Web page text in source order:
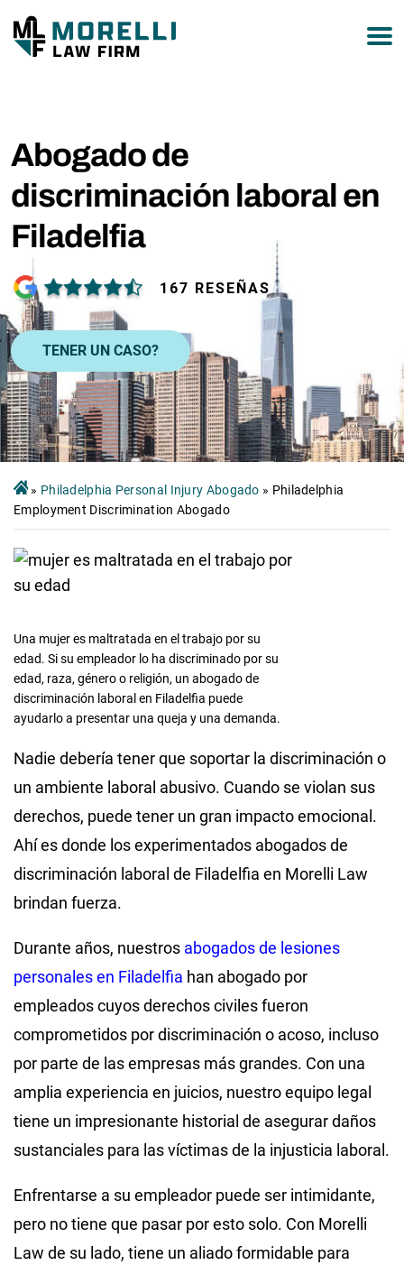
Abogado de
discriminación laboral en
Filadelfia
167 RESEÑAS
TENER UN CASO?
» Philadelphia Personal Injury Abogado » Philadelphia
Employment Discrimination Abogado
Una mujer es maltratada en el trabajo por su
edad. Si su empleador lo ha discriminado por su
edad, raza, género o religión, un abogado de
discriminación laboral en Filadelfia puede
ayudarlo a presentar una queja y una demanda.
Nadie debería tener que soportar la discriminación o
un ambiente laboral abusivo. Cuando se violan sus
derechos, puede tener un gran impacto emocional.
Ahí es donde los experimentados abogados de
discriminación laboral de Filadelfia en Morelli Law
brindan fuerza.
Durante años, nuestros abogados de lesiones
personales en Filadelfia han abogado por
empleados cuyos derechos civiles fueron
comprometidos por discriminación o acoso, incluso
por parte de las empresas más grandes. Con una
amplia experiencia en juicios, nuestro equipo legal
tiene un impresionante historial de asegurar daños
sustanciales para las víctimas de la injusticia laboral.
Enfrentarse a su empleador puede ser intimidante,
pero no tiene que pasar por esto solo. Con Morelli
Law de su lado, tiene un aliado formidable para